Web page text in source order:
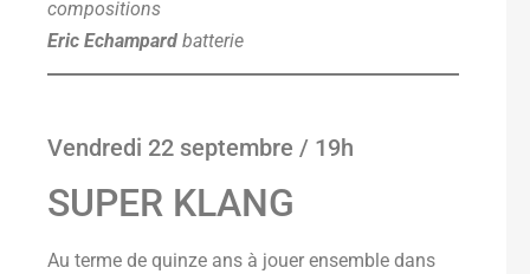
compositions
Eric Echampard batterie
Vendredi 22 septembre / 19h
SUPER KLANG
Au terme de quinze ans à jouer ensemble dans